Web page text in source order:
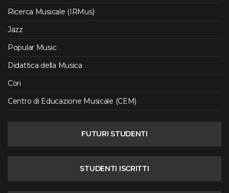
Ricerca Musicale (IRMus)
Jazz
Popular Music
Didattica della Musica
Cori
Centro di Educazione Musicale (CEM)
FUTURI STUDENTI
STUDENTI ISCRITTI